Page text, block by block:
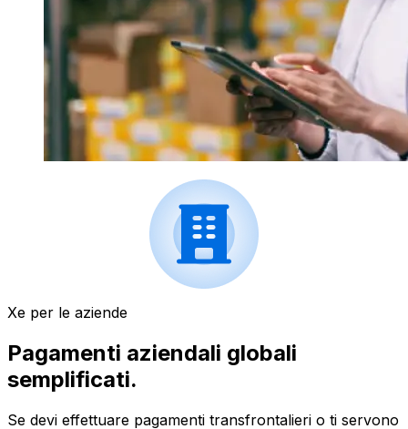
Xe per le aziende
Pagamenti aziendali globali
semplificati.
Se devi effettuare pagamenti transfrontalieri o ti servono